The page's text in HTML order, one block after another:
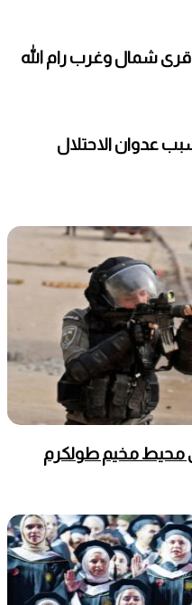
شمال وغرب رام الله
عدوان الاحتلال
محيط مخيم طولكرم